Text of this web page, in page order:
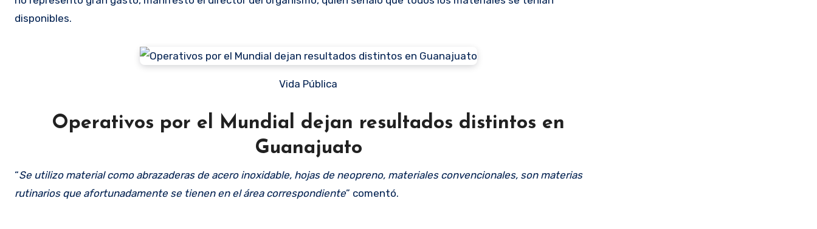
disponibles.
Vida Pública
Operativos por el Mundial dejan resultados distintos en
Guanajuato
“Se utilizo material como abrazaderas de acero inoxidable, hojas de neopreno, materiales convencionales, son materias
rutinarios que afortunadamente se tienen en el área correspondiente” comentó.